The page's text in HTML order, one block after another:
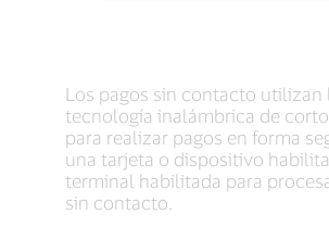
Los pagos sin contacto utilizan
tecnología inalámbrica de
para realizar pagos en forma
una tarjeta o dispositivo
terminal habilitada para
sin contacto.